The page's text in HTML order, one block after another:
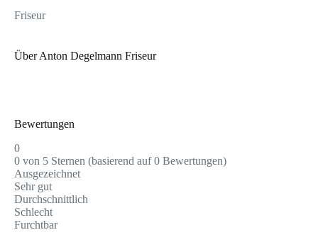
Friseur
Über Anton Degelmann Friseur
Bewertungen
0
0 von 5 Sternen (basierend auf 0 Bewertungen)
Ausgezeichnet
Sehr gut
Durchschnittlich
Schlecht
Furchtbar